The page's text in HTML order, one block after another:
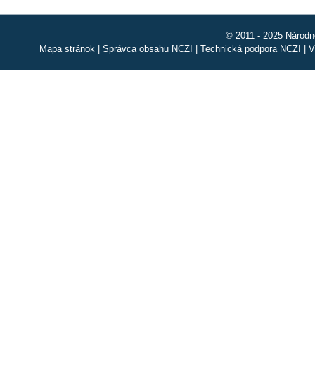
© 2011 - 2025
Mapa stránok| Správca obsahu NCZI Technická podpora NCZI